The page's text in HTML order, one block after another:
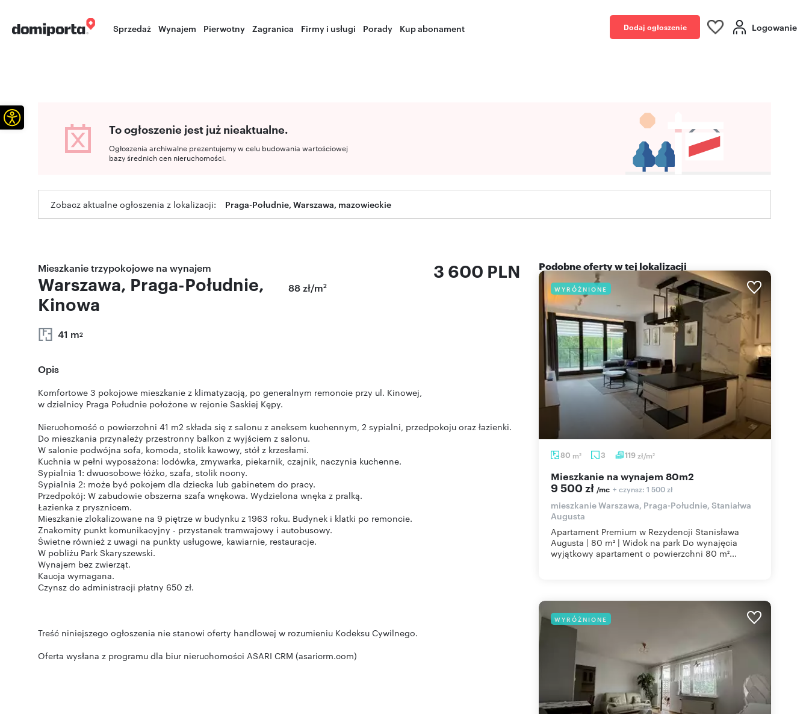
Sprzedaż Wynajem Pierwotny Zagranica Firmy i usługi Porady Kup abonament Dodaj ogłoszenie Logowanie
To ogłoszenie jest już nieaktualne.
Ogłoszenia archiwalne prezentujemy w celu budowania wartościowej
bazy średnich cen nieruchomości.
Zobacz aktualne ogłoszenia z lokalizacji: Praga-Południe, Warszawa, mazowieckie
Mieszkanie trzypokojowe na wynajem
Warszawa, Praga-Południe,
Kinowa
41 m2
3 600 PLN
88 zł/m2
Opis
Komfortowe 3 pokojowe mieszkanie z klimatyzacją, po generalnym remoncie przy ul. Kinowej,
w dzielnicy Praga Południe położone w rejonie Saskiej Kępy.
Nieruchomość o powierzchni 41 m2 składa się z salonu z aneksem kuchennym, 2 sypialni, przedpokoju oraz łazienki.
Do mieszkania przynależy przestronny balkon z wyjściem z salonu.
W salonie podwójna sofa, komoda, stolik kawowy, stół z krzesłami.
Kuchnia w pełni wyposażona: lodówka, zmywarka, piekarnik, czajnik, naczynia kuchenne.
Sypialnia 1: dwuosobowe łóżko, szafa, stolik nocny.
Sypialnia 2: może być pokojem dla dziecka lub gabinetem do pracy.
Przedpokój: W zabudowie obszerna szafa wnękowa. Wydzielona wnęka z pralką.
Łazienka z prysznicem.
Mieszkanie zlokalizowane na 9 piętrze w budynku z 1963 roku. Budynek i klatki po remoncie.
Znakomity punkt komunikacyjny - przystanek tramwajowy i autobusowy.
Świetne również z uwagi na punkty usługowe, kawiarnie, restauracje.
W pobliżu Park Skaryszewski.
Wynajem bez zwierząt.
Kaucja wymagana.
Czynsz do administracji płatny 650 zł.
Treść niniejszego ogłoszenia nie stanowi oferty handlowej w rozumieniu Kodeksu Cywilnego.
Oferta wysłana z programu dla biur nieruchomości ASARI CRM (asaricrm.com)
Podobne oferty w tej lokalizacji
WYRÓŻNIONE
80 m2 3 119zł/m2
mieszkanie na wynajem 80m2
9 500 zł /mc + czynsz: 1 500 zł
mieszkanie Warszawa, Praga-Południe, Staniałwa
Augusta
Apartament Premium w Rezydencji Stanisława
Augusta | 80 m² | Widok na park Do wynajęcia
wyjątkowy apartament o powierzchni 80 m²...
WYRÓŻNIONE
Otwórz pasek narzędzi